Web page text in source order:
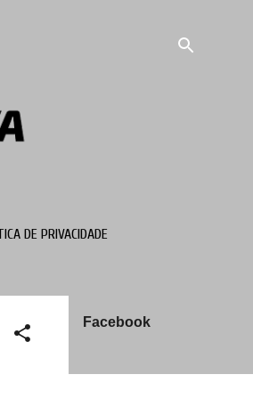
DE PRIVACIDADE
Facebook